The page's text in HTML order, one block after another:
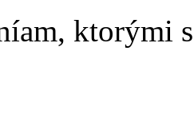
ktorými